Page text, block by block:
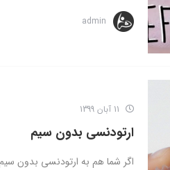
admin
ارتودنسی بدون سیم
اگر شما هم به ارتودنسی بدون